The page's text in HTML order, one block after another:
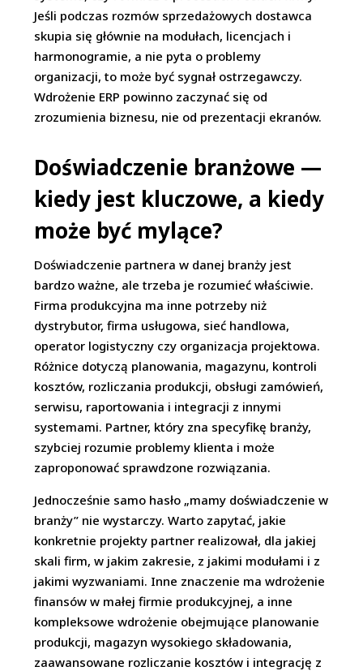
Jeśli podczas rozmów sprzedażowych dostawca
skupia się głównie na modułach, licencjach i
harmonogramie, a nie pyta o problemy
organizacji, to może być sygnał ostrzegawczy.
Wdrożenie ERP powinno zaczynać się od
zrozumienia biznesu, nie od prezentacji ekranów.
Doświadczenie branżowe —
kiedy jest kluczowe, a kiedy
może być mylące?
Doświadczenie partnera w danej branży jest
bardzo ważne, ale trzeba je rozumieć właściwie.
Firma produkcyjna ma inne potrzeby niż
dystrybutor, firma usługowa, sieć handlowa,
operator logistyczny czy organizacja projektowa.
Różnice dotyczą planowania, magazynu, kontroli
kosztów, rozliczania produkcji, obsługi zamówień,
serwisu, raportowania i integracji z innymi
systemami. Partner, który zna specyfikę branży,
szybciej rozumie problemy klienta i może
zaproponować sprawdzone rozwiązania.
Jednocześnie samo hasło „mamy doświadczenie w
branży” nie wystarczy. Warto zapytać, jakie
konkretnie projekty partner realizował, dla jakiej
skali firm, w jakim zakresie, z jakimi modułami i z
jakimi wyzwaniami. Inne znaczenie ma wdrożenie
finansów w małej firmie produkcyjnej, a inne
kompleksowe wdrożenie obejmujące planowanie
produkcji, magazyn wysokiego składowania,
zaawansowane rozliczanie kosztów i integrację z